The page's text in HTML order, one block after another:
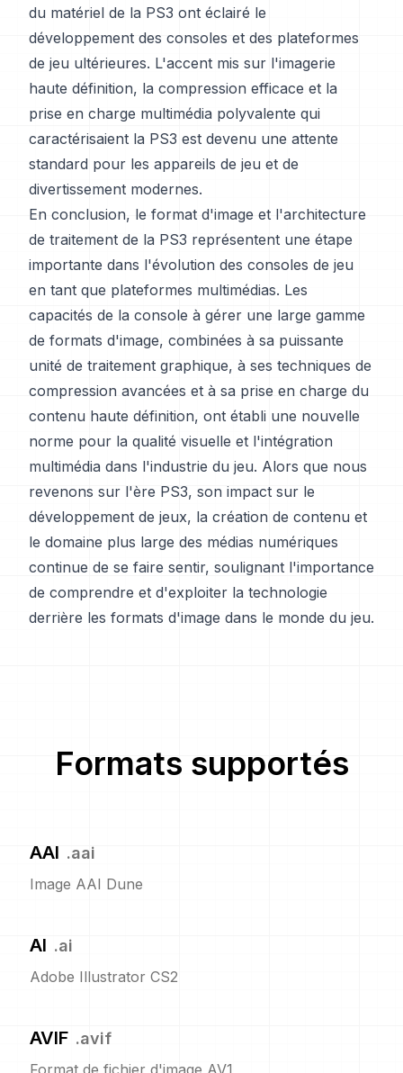
du matériel de la PS3 ont éclairé le
développement des consoles et des plateformes
de jeu ultérieures. L'accent mis sur l'imagerie
haute définition, la compression efficace et la
prise en charge multimédia polyvalente qui
caractérisaient la PS3 est devenu une attente
standard pour les appareils de jeu et de
divertissement modernes.
En conclusion, le format d'image et l'architecture
de traitement de la PS3 représentent une étape
importante dans l'évolution des consoles de jeu
en tant que plateformes multimédias. Les
capacités de la console à gérer une large gamme
de formats d'image, combinées à sa puissante
unité de traitement graphique, à ses techniques de
compression avancées et à sa prise en charge du
contenu haute définition, ont établi une nouvelle
norme pour la qualité visuelle et l'intégration
multimédia dans l'industrie du jeu. Alors que nous
revenons sur l'ère PS3, son impact sur le
développement de jeux, la création de contenu et
le domaine plus large des médias numériques
continue de se faire sentir, soulignant l'importance
de comprendre et d'exploiter la technologie
derrière les formats d'image dans le monde du jeu.
Formats supportés
AAI .aai
Image AAI Dune
AI .ai
Adobe Illustrator CS2
AVIF .avif
Format de fichier d'image AV1